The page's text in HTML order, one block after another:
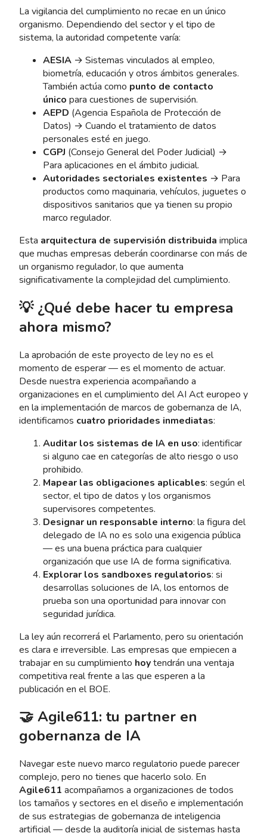
La vigilancia del cumplimiento no recae en un único
organismo. Dependiendo del sector y el tipo de
sistema, la autoridad competente varía:
AESIA → Sistemas vinculados al empleo,
biometría, educación y otros ámbitos generales.
También actúa como punto de contacto
único para cuestiones de supervisión.
AEPD (Agencia Española de Protección de
Datos) → Cuando el tratamiento de datos
personales esté en juego.
CGPJ (Consejo General del Poder Judicial) →
Para aplicaciones en el ámbito judicial.
Autoridades sectoriales existentes → Para
productos como maquinaria, vehículos, juguetes o
dispositivos sanitarios que ya tienen su propio
marco regulador.
Esta arquitectura de supervisión distribuida implica
que muchas empresas deberán coordinarse con más de
un organismo regulador, lo que aumenta
significativamente la complejidad del cumplimiento.
💡 ¿Qué debe hacer tu empresa
ahora mismo?
La aprobación de este proyecto de ley no es el
momento de esperar — es el momento de actuar.
Desde nuestra experiencia acompañando a
organizaciones en el cumplimiento del AI Act europeo y
en la implementación de marcos de gobernanza de IA,
identificamos cuatro prioridades inmediatas:
Auditar los sistemas de IA en uso: identificar
si alguno cae en categorías de alto riesgo o uso
prohibido.
Mapear las obligaciones aplicables: según el
sector, el tipo de datos y los organismos
supervisores competentes.
Designar un responsable interno: la figura del
delegado de IA no es solo una exigencia pública
— es una buena práctica para cualquier
organización que use IA de forma significativa.
Explorar los sandboxes regulatorios: si
desarrollas soluciones de IA, los entornos de
prueba son una oportunidad para innovar con
seguridad jurídica.
La ley aún recorrerá el Parlamento, pero su orientación
es clara e irreversible. Las empresas que empiecen a
trabajar en su cumplimiento hoytendrán una ventaja
competitiva real frente a las que esperen a la
publicación en el BOE.
🤝 Agile611: tu partner en
gobernanza de IA
Navegar este nuevo marco regulatorio puede parecer
complejo, pero no tienes que hacerlo solo. En
Agile611 acompañamos a organizaciones de todos
los tamaños y sectores en el diseño e implementación
de sus estrategias de gobernanza de inteligencia
artificial — desde la auditoría inicial de sistemas hasta